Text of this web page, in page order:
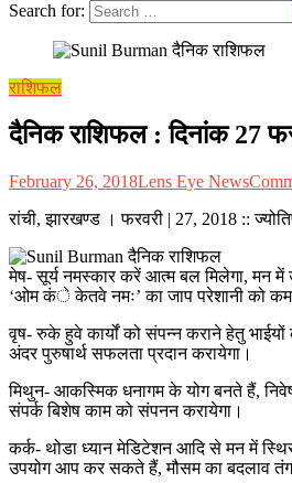
Search for:
राशिफल
दैनिक राशिफल : दिनांक 27
February 26, 2018Lens Eye News
रांची, झारखण्ड । फरवरी | 27, 2018 ::
मेष- सूर्य नमस्कार करें आत्म बल मिलेगा, मन
‘ओम कंे केतवे नमः’ का जाप परेशानी को कम
वृष- रुके हुवे कार्यों को संपन्न कराने हेतु
अंदर पुरुषार्थ सफलता प्रदान करायेगा।
मिथुन- आकस्मिक धनागम के योग बनते हैं,
संपर्क बिशेष काम को संपनन करायेगा।
कर्क- थोडा ध्यान मेडिटेशन आदि से मन में
उपयोग आप कर सकते हैं, मौसम का बदलाव